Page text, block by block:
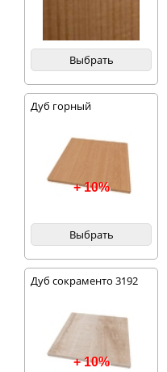
Выбрать
Дуб горный
+ 10%
Выбрать
Дуб сокраменто 3192
+ 10%